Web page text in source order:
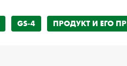
GS-4 ПРОДУКТ И ЕГО